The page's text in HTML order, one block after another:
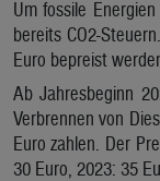
Um fossile
bereits CO2-
Euro bepreist
Ab Jahresbeginn
Verbrennen von
Euro zahlen. Der
30 Euro, 2023: 35